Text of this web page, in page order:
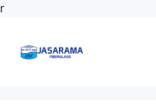
rLangsung